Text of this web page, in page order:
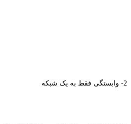
2- وابستگی فقط به یک شبکه